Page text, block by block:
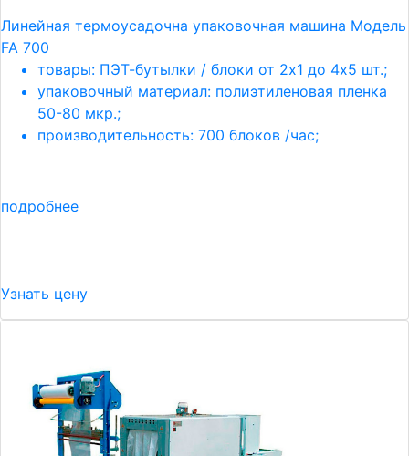
Линейная термоусадочна упаковочная машина Модель
FA 700
товары: ПЭТ-бутылки / блоки от 2х1 до 4х5 шт.;
упаковочный материал: полиэтиленовая пленка
50-80 мкр.;
производительность: 700 блоков /час;
подробнее
Узнать цену